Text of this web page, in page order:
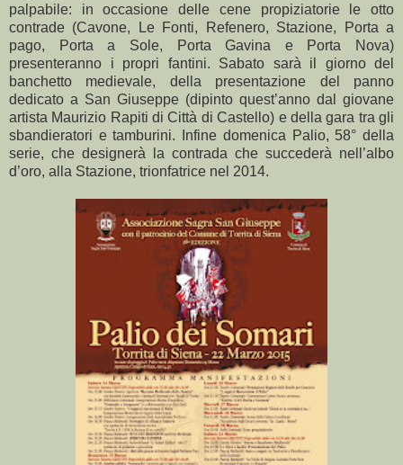
palpabile: in occasione delle cene propiziatorie le otto
contrade (Cavone, Le Fonti, Refenero, Stazione, Porta a
pago, Porta a Sole, Porta Gavina e Porta Nova)
presenteranno i propri fantini. Sabato sarà il giorno del
banchetto medievale, della presentazione del panno
dedicato a San Giuseppe (dipinto quest’anno dal giovane
artista Maurizio Rapiti di Città di Castello) e della gara tra gli
sbandieratori e tamburini. Infine domenica Palio, 58° della
serie, che designerà la contrada che succederà nell’albo
d’oro, alla Stazione, trionfatrice nel 2014.